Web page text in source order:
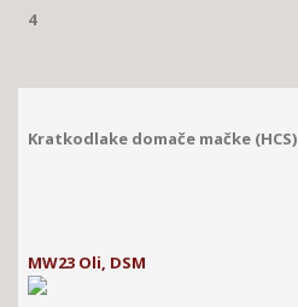
4
Kratkodlake domače mačke (HCS)
MW23 Oli, DSM